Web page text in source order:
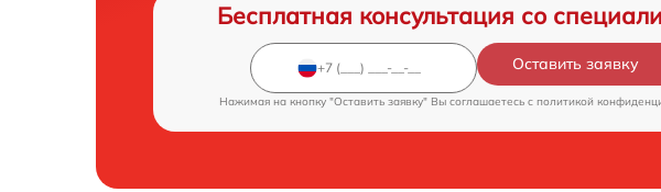
Бесплатная консультация со
Оставить заявку
Нажимая на кнопку "Оставить заявку" Вы соглашаетесь c политикой